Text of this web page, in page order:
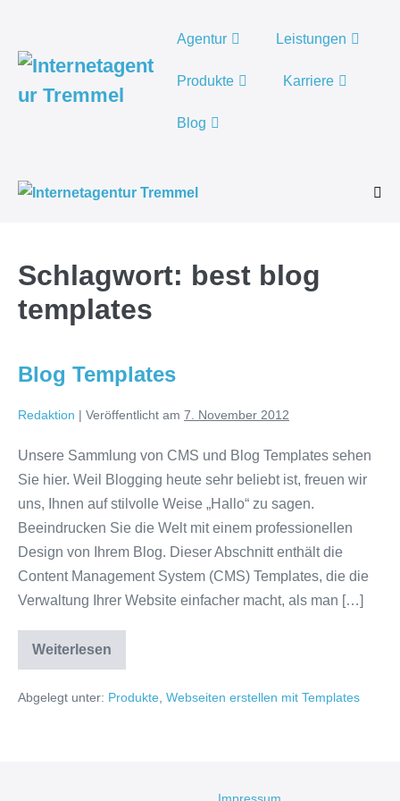
Inhalt
Agentur Leistungen
Produkte Karriere
Blog
Schlagwort: best blog
templates
Blog Templates
Redaktion | Veröffentlicht am 7. November 2012
Unsere Sammlung von CMS und Blog Templates sehen
Sie hier. Weil Blogging heute sehr beliebt ist, freuen wir
uns, Ihnen auf stilvolle Weise „Hallo“ zu sagen.
Beeindrucken Sie die Welt mit einem professionellen
Design von Ihrem Blog. Dieser Abschnitt enthält die
Content Management System (CMS) Templates, die die
Verwaltung Ihrer Website einfacher macht, als man […]
Weiterlesen
Abgelegt unter: Produkte, Webseiten erstellen mit Templates